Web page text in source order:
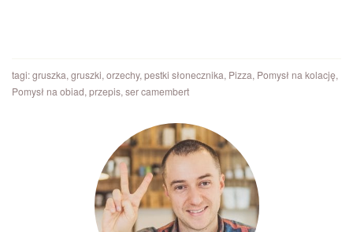
tagi:gruszka, gruszki, orzechy, pestki słonecznika, Pizza, Pomysł na kolację,
Pomysł na obiad, przepis, ser camembert